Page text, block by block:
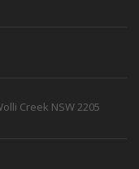
Creek NSW 2205